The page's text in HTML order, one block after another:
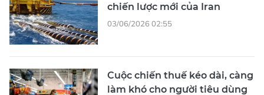
chiến lược mới của Iran
03/06/2026 02:55
Cuộc chiến thuế kéo dài, càng
làm khó cho người tiêu dùng